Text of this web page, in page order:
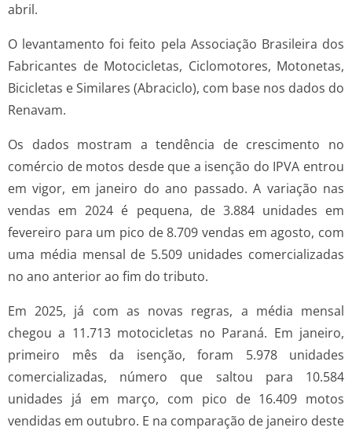
abril.
O levantamento foi feito pela Associação Brasileira dos
Fabricantes de Motocicletas, Ciclomotores, Motonetas,
Bicicletas e Similares (Abraciclo), com base nos dados do
Renavam.
Os dados mostram a tendência de crescimento no
comércio de motos desde que a isenção do IPVA entrou
em vigor, em janeiro do ano passado. A variação nas
vendas em 2024 é pequena, de 3.884 unidades em
fevereiro para um pico de 8.709 vendas em agosto, com
uma média mensal de 5.509 unidades comercializadas
no ano anterior ao fim do tributo.
Em 2025, já com as novas regras, a média mensal
chegou a 11.713 motocicletas no Paraná. Em janeiro,
primeiro mês da isenção, foram 5.978 unidades
comercializadas, número que saltou para 10.584
unidades já em março, com pico de 16.409 motos
vendidas em outubro. E na comparação de janeiro deste